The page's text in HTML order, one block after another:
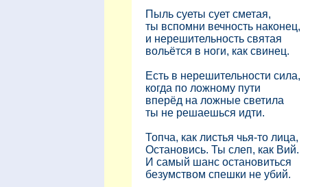
Пыль суеты сует сметая,
ты вспомни вечность наконец,
и нерешительность святая
вольётся в ноги, как свинец.
Есть в нерешительности сила,
когда по ложному пути
вперёд на ложные светила
ты не решаешься идти.
Топча, как листья чья-то лица,
Остановись. Ты слеп, как Вий.
И самый шанс остановиться
безумством спешки не убий.